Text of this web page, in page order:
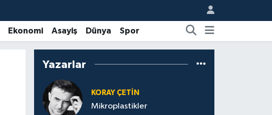
Ekonomi Asayiş Dünya Spor
Yazarlar
KORAY ÇETIN
Mikroplastikler